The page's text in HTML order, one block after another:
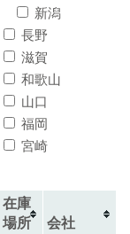
新潟
長野
滋賀
和歌山
山口
福岡
宮崎
在庫
場所
会社